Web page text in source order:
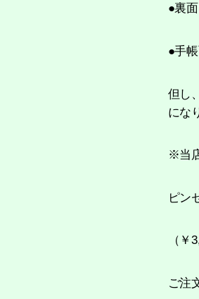
●裏
●手
但し
にな
※当
ピン
（
ご注